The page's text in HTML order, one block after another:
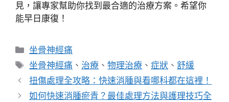
見，讓專家幫助你找到最合適的治療方案。希望你
能早日康復！
分
類
坐骨神經痛
標
籤
坐骨神經痛 、 治療 、物理治療 、症狀 、舒緩
扭傷處理全攻略：快速消腫與看哪科都在這裡！
如何快速消腫瘀青？最佳處理方法與護理技巧全